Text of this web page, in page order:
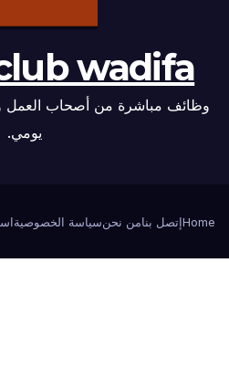
wadifa
وظائف مباشرة من أصحاب العمل
يومي.
Homeإتصل بنامن نحنسياسة الخصوصية